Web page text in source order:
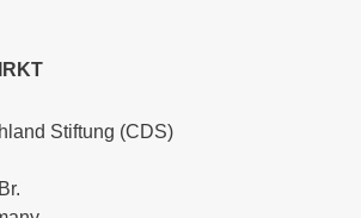
Stiftung (CDS)